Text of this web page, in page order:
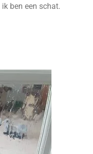
ben een schat.